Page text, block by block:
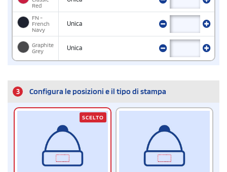
Red
FN -
French
Navy
Unica
Graphite
Grey
Unica
3 Configura le posizioni e il tipo di stampa
SCELTO